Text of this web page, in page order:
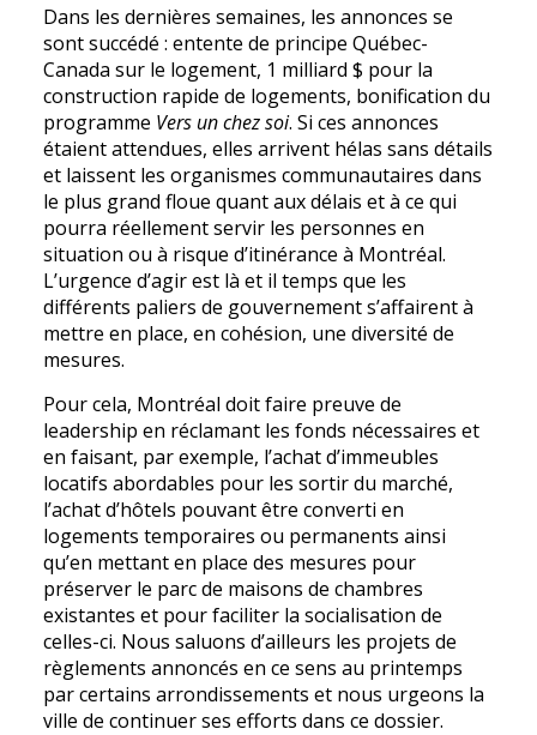
Dans les dernières semaines, les annonces se
sont succédé : entente de principe Québec-
Canada sur le logement, 1 milliard $ pour la
construction rapide de logements, bonification du
programme Vers un chez soi. Si ces annonces
étaient attendues, elles arrivent hélas sans détails
et laissent les organismes communautaires dans
le plus grand floue quant aux délais et à ce qui
pourra réellement servir les personnes en
situation ou à risque d’itinérance à Montréal.
L’urgence d’agir est là et il temps que les
différents paliers de gouvernement s’affairent à
mettre en place, en cohésion, une diversité de
mesures.
Pour cela, Montréal doit faire preuve de
leadership en réclamant les fonds nécessaires et
en faisant, par exemple, l’achat d’immeubles
locatifs abordables pour les sortir du marché,
l’achat d’hôtels pouvant être converti en
logements temporaires ou permanents ainsi
qu’en mettant en place des mesures pour
préserver le parc de maisons de chambres
existantes et pour faciliter la socialisation de
celles-ci. Nous saluons d’ailleurs les projets de
règlements annoncés en ce sens au printemps
par certains arrondissements et nous urgeons la
ville de continuer ses efforts dans ce dossier.